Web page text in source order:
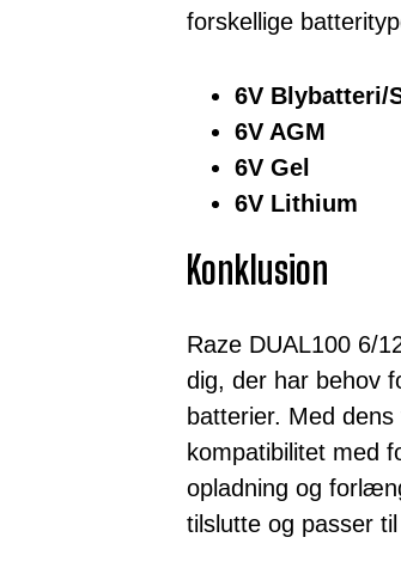
forskellige
6V Blybatteri/
6V AGM
6V Gel
6V Lithium
Konklusion
Raze DUAL100 6/
dig, der har behov
batterier. Med
kompatibilitet med
opladning og
tilslutte og passer